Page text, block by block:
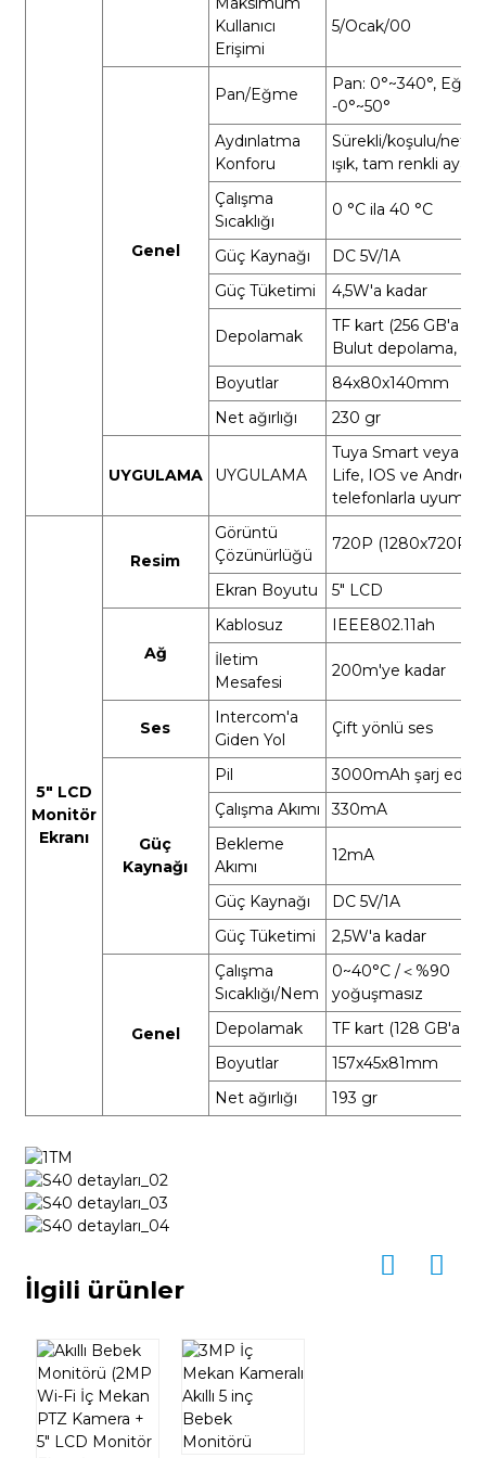
Kullanıcı
Erişimi
5/Ocak/00
Genel
Pan/Eğme
Pan: 0°~340°, Eğim:
-0°~50°
Aydınlatma
Konforu
Sürekli/koşulu/nefes
ışık, tam renkli ayar
Çalışma
Sıcaklığı
0 °C ila 40 °C
Güç Kaynağı
DC 5V/1A
Güç Tüketimi
4,5W'a kadar
Depolamak
TF kart (256 GB'a
Bulut depolama,
Boyutlar
84x80x140mm
Net ağırlığı
230 gr
UYGULAMA UYGULAMA
Tuya Smart veya
Life, IOS ve Android
telefonlarla
5″ LCD
Monitör
Ekranı
Resim
Görüntü
Çözünürlüğü
720P (1280x720P)
Ekran Boyutu 5″ LCD
Ağ
Kablosuz
IEEE802.11ah
İletim
Mesafesi
200m'ye kadar
Ses
Intercom'a
Giden Yol
Çift yönlü ses
Güç
Kaynağı
Pil
3000mAh şarj
Çalışma Akımı
330mA
Bekleme
Akımı
12mA
Güç Kaynağı
DC 5V/1A
Güç Tüketimi
2,5W'a kadar
Genel
Çalışma
Sıcaklığı/Nem
0~40°C /＜ %90
yoğuşmasız
Depolamak
TF kart (128 GB'a
Boyutlar
157x45x81mm
Net ağırlığı
193 gr
İlgili ürünler